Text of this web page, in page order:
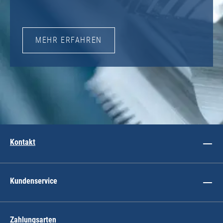
MEHR ERFAHREN
Kontakt
Kundenservice
Zahlungsarten